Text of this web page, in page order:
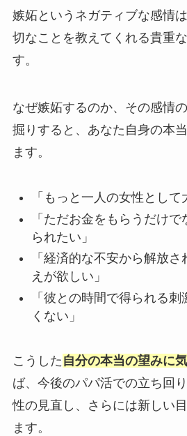
嫉妬というネガティブな感情
切なことを教えてくれる貴重
す。
なぜ嫉妬するのか、その感情
掘りすると、あなた自身の本
ます。
「もっと一人の女性として
「ただお金をもらうだけ
られたい」
「経済的な不安から解放
えが欲しい」
「彼との時間で得られる
くない」
こうした 自分の本当の望みに
ば、今後のパパ活での立ち回
性の見直し、さらには新しい
ます。